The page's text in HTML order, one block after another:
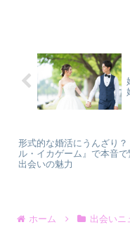
形式的な婚活にうんざり？
ル・イカゲーム』で本音
出会いの魅力
ホーム 出会いニ